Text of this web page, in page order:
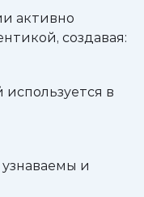
активно
создавая:
в
и